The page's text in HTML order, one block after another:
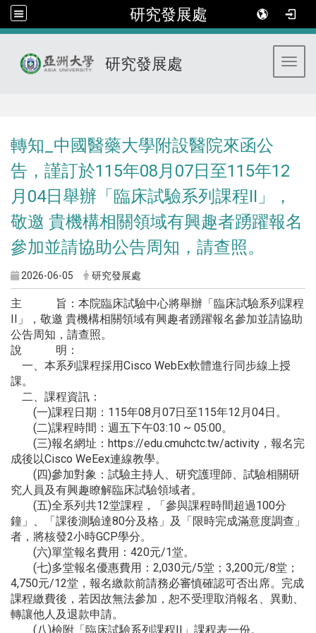
研究發展處
研究發展處
轉知_中國醫藥大學附設醫院來函公
告，謹訂於115年08月07日至115年12
月04日舉辦「臨床試驗系列課程II」，
敬邀 貴機構相關領域有興趣者踴躍報名
參加並請協助公告周知，請查照。
2026-06-05 研究發展處
主 旨：本院臨床試驗中心將舉辦「臨床試驗系列課程
II」，敬邀 貴機構相關領域有興趣者踴躍報名參加並請協助
公告周知，請查照。
說 明：
一、本系列課程採用Cisco WebEx軟體進行同步線上授
課。
二、課程資訊：
(一)課程日期：115年08月07日至115年12月04日。
(二)課程時間：週五下午03:10 ~ 05:00。
(三)報名網址：https://edu.cmuhctc.tw/activity，報名完
成後以Cisco WeEex連線教學。
(四)參加對象：試驗主持人、研究護理師、試驗相關研
究人員及有興趣瞭解臨床試驗領域者。
(五)全系列共12堂課程，「參與課程時間超過100分
鐘」、「課後測驗達80分及格」及「限時完成滿意度調查」
者，將核發2小時GCP學分。
(六)單堂報名費用：420元/1堂。
(七)多堂報名優惠費用：2,030元/5堂；3,200元/8堂；
4,750元/12堂，報名繳款前請務必審慎確認可否出席。完成
課程繳費後，若因故無法參加，恕不受理取消報名、異動、
轉讓他人及退款申請。
(八)檢附「臨床試驗系列課程II」課程表一份。